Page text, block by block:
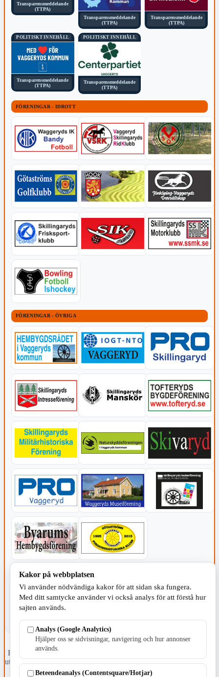
Transparensmeddelande
(TTPA)
Transparensmeddelande
(TTPA)
Transparensmeddelande
(TTPA)
POLITISKT INNEHÅLL
Transparensmeddelande
(TTPA)
POLITISKT INNEHÅLL
Transparensmeddelande
(TTPA)
FÖRENINGAR - IDROTT
FÖRENINGAR - ÖVRIGA
KOMMUNEN
Fristående webbtidningsföretag grundat 1991 som sedan 2002 ger
ut tidningen Skillingaryd.nu och 2010 lanserades Värnamo.nu. Från
april 2026 omfattar Skillingaryd.nu tre kommuner: Gnosjö,
Kakor på webbplatsen
Vi använder nödvändiga kakor för att sidan ska fungera.
Med ditt samtycke använder vi också analys för att förstå hur
sajten används.
Analys (Google Analytics)
Hjälper oss se sidvisningar, navigering och hur annonser
används.
Beteendeanalys (Contentsquare/Hotjar)